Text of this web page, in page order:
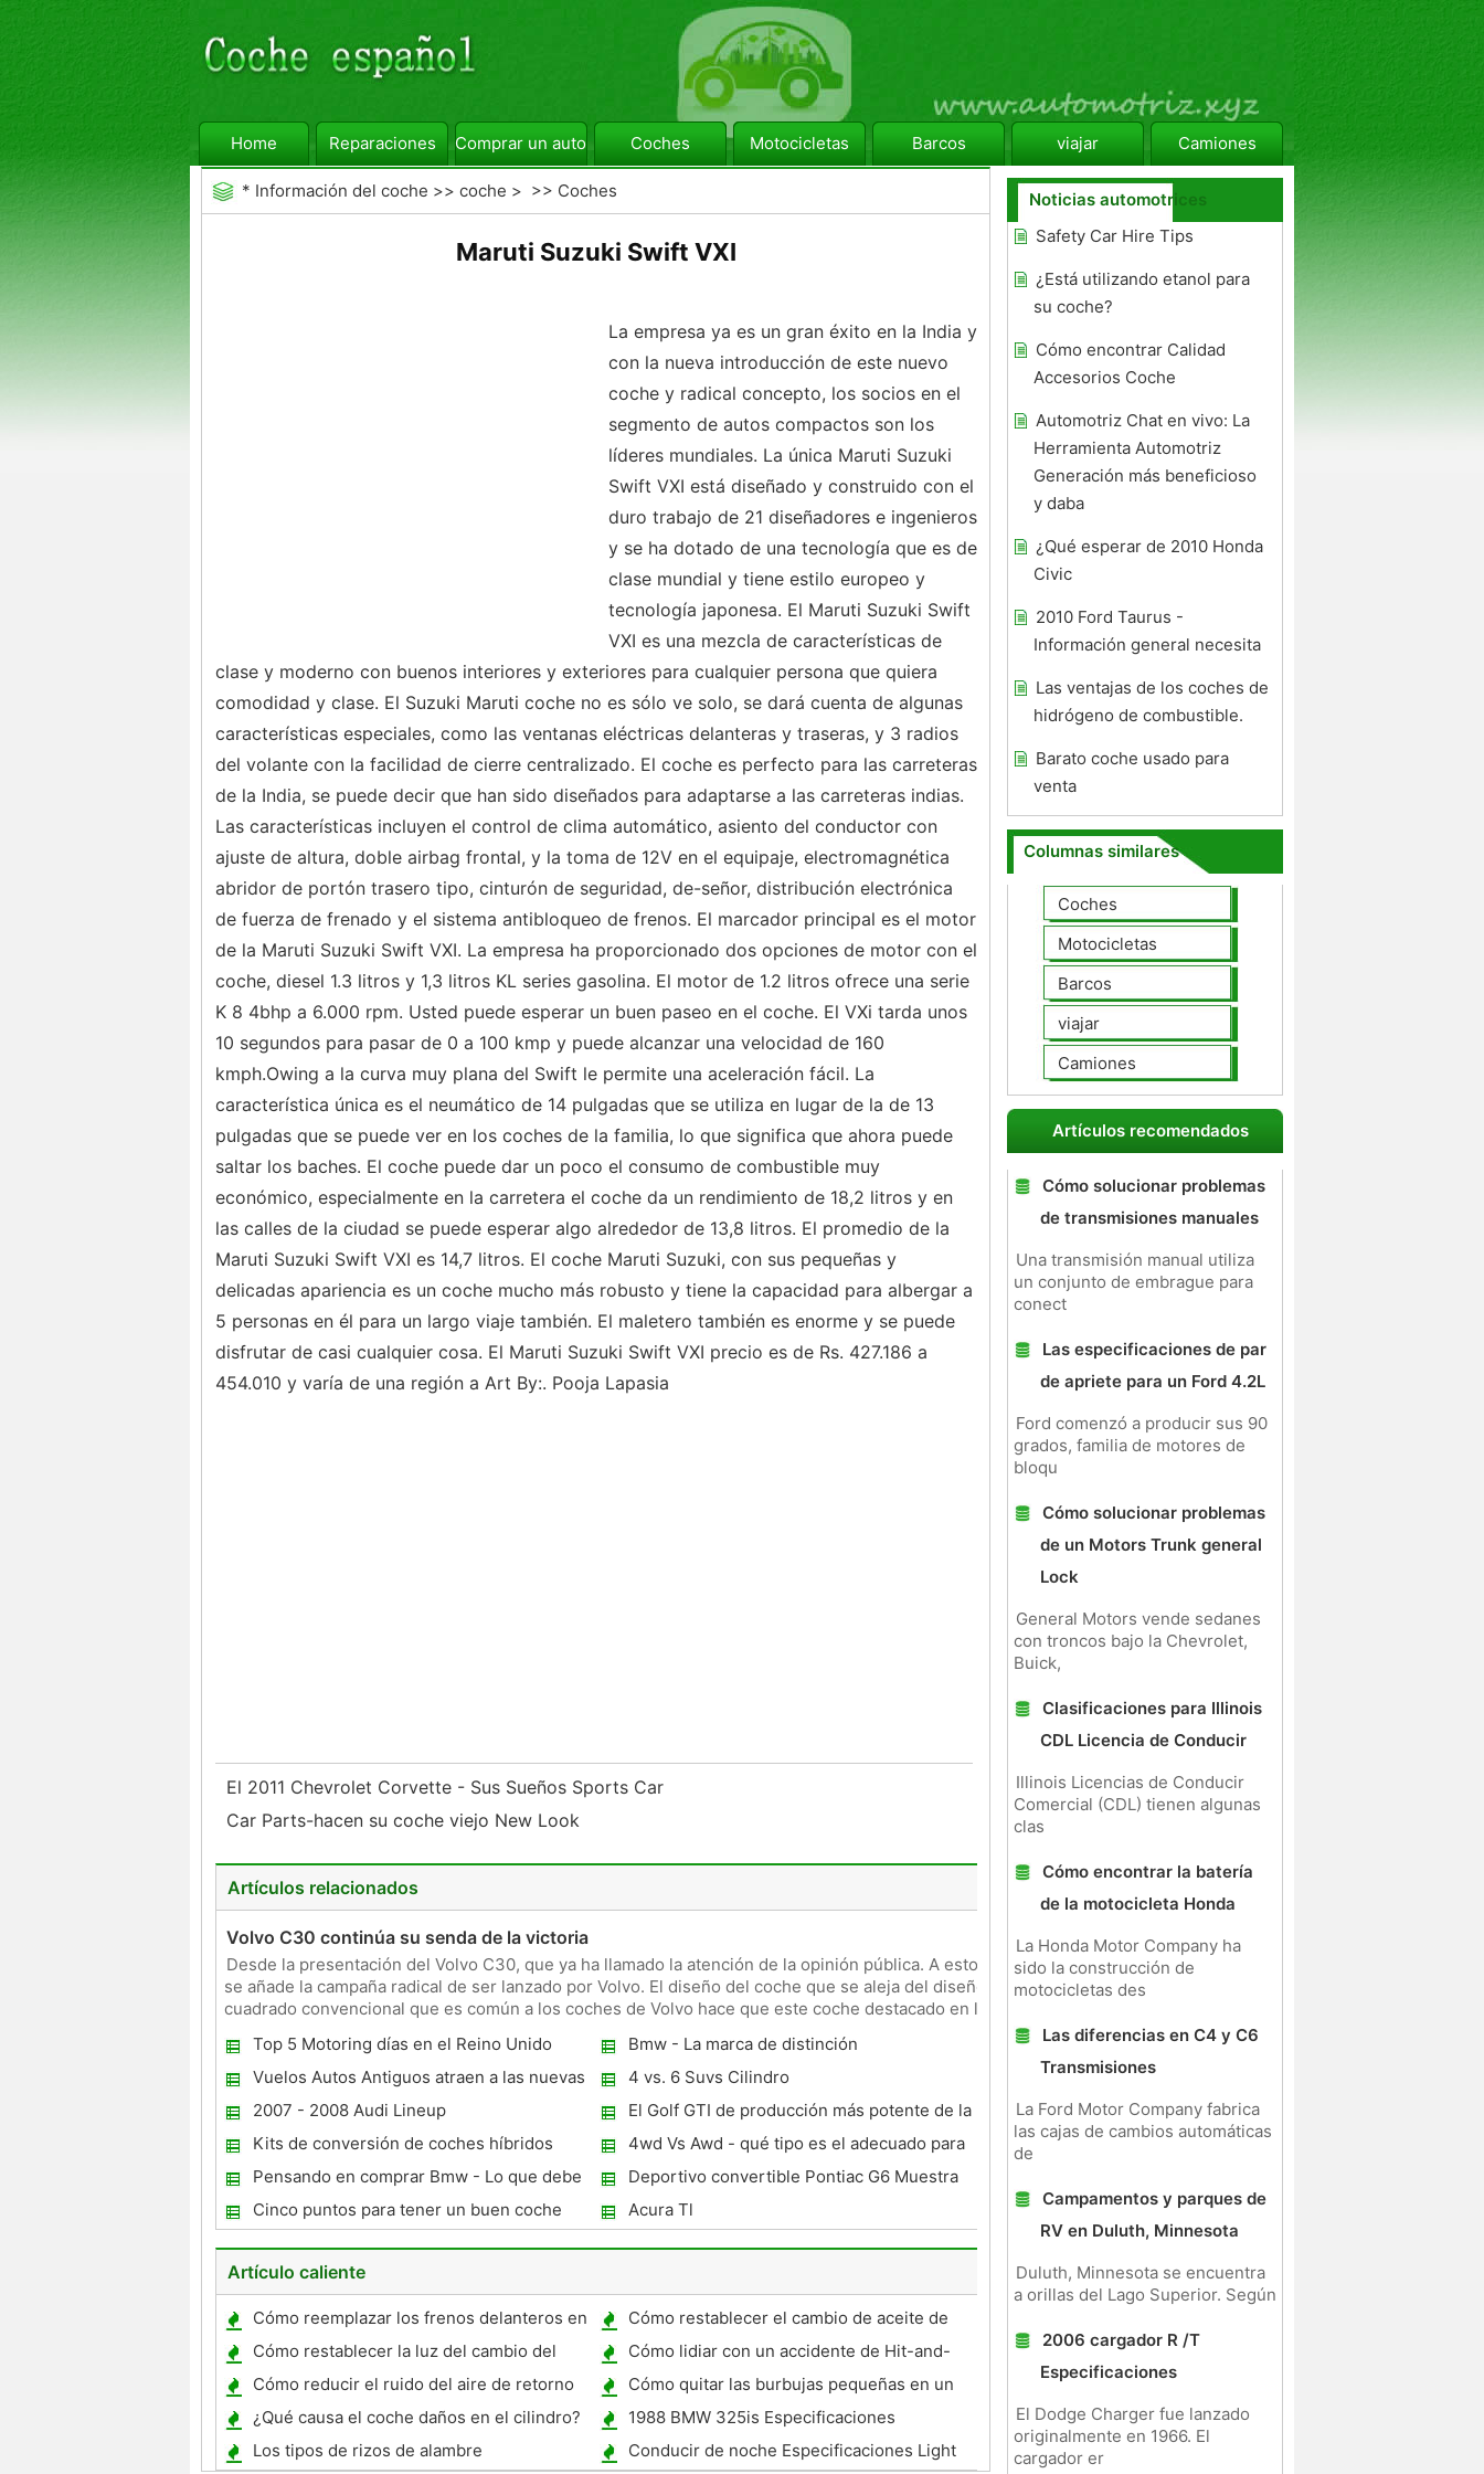
Home Reparaciones Comprar un automóvil Coches Motocicletas Barcos viajar Camiones
* Información del coche >> coche > >> Coches
Maruti Suzuki Swift VXI
La empresa ya es un gran éxito en la India y
con la nueva introducción de este nuevo
coche y radical concepto, los socios en el
segmento de autos compactos son los
líderes mundiales. La única Maruti Suzuki
Swift VXI está diseñado y construido con el
duro trabajo de 21 diseñadores e ingenieros
y se ha dotado de una tecnología que es de
clase mundial y tiene estilo europeo y
tecnología japonesa. El Maruti Suzuki Swift
VXI es una mezcla de características de
clase y moderno con buenos interiores y exteriores para cualquier persona que quiera
comodidad y clase. El Suzuki Maruti coche no es sólo ve solo, se dará cuenta de algunas
características especiales, como las ventanas eléctricas delanteras y traseras, y 3 radios
del volante con la facilidad de cierre centralizado. El coche es perfecto para las carreteras
de la India, se puede decir que han sido diseñados para adaptarse a las carreteras indias.
Las características incluyen el control de clima automático, asiento del conductor con
ajuste de altura, doble airbag frontal, y la toma de 12V en el equipaje, electromagnética
abridor de portón trasero tipo, cinturón de seguridad, de-señor, distribución electrónica
de fuerza de frenado y el sistema antibloqueo de frenos. El marcador principal es el motor
de la Maruti Suzuki Swift VXI. La empresa ha proporcionado dos opciones de motor con el
coche, diesel 1.3 litros y 1,3 litros KL series gasolina. El motor de 1.2 litros ofrece una serie
K 8 4bhp a 6.000 rpm. Usted puede esperar un buen paseo en el coche. El VXi tarda unos
10 segundos para pasar de 0 a 100 kmp y puede alcanzar una velocidad de 160
kmph.Owing a la curva muy plana del Swift le permite una aceleración fácil. La
característica única es el neumático de 14 pulgadas que se utiliza en lugar de la de 13
pulgadas que se puede ver en los coches de la familia, lo que significa que ahora puede
saltar los baches. El coche puede dar un poco el consumo de combustible muy
económico, especialmente en la carretera el coche da un rendimiento de 18,2 litros y en
las calles de la ciudad se puede esperar algo alrededor de 13,8 litros. El promedio de la
Maruti Suzuki Swift VXI es 14,7 litros. El coche Maruti Suzuki, con sus pequeñas y
delicadas apariencia es un coche mucho más robusto y tiene la capacidad para albergar a
5 personas en él para un largo viaje también. El maletero también es enorme y se puede
disfrutar de casi cualquier cosa. El Maruti Suzuki Swift VXI precio es de Rs. 427.186 a
454.010 y varía de una región a Art By:. Pooja Lapasia
El 2011 Chevrolet Corvette - Sus Sueños Sports Car
Car Parts-hacen su coche viejo New Look
Artículos relacionados
Volvo C30 continúa su senda de la victoria
Desde la presentación del Volvo C30, que ya ha llamado la atención de la opinión pública. A esto
se añade la campaña radical de ser lanzado por Volvo. El diseño del coche que se aleja del diseño
cuadrado convencional que es común a los coches de Volvo hace que este coche destacado en la
Top 5 Motoring días en el Reino Unido
Bmw - La marca de distinción
Vuelos Autos Antiguos atraen a las nuevas
generaciones
4 vs. 6 Suvs Cilindro
2007 - 2008 Audi Lineup
El Golf GTI de producción más potente de la
Fecha
Kits de conversión de coches híbridos
4wd Vs Awd - qué tipo es el adecuado para
usted
Pensando en comprar Bmw - Lo que debe
buscar antes de comprar
Deportivo convertible Pontiac G6 Muestra
gran futuro
Cinco puntos para tener un buen coche
Alquiler
Acura Tl
Artículo caliente
Cómo reemplazar los frenos delanteros en
un Dodge Grand Caravan
Cómo restablecer el cambio de aceite de
mensajes en un Jeep Liberty 2008
Cómo restablecer la luz del cambio del
aceite de Chevrolet Trailblazer
Cómo lidiar con un accidente de Hit-and-
Run
Cómo reducir el ruido del aire de retorno
Tomas
Cómo quitar las burbujas pequeñas en un
trabajo de pintura automotriz
¿Qué causa el coche daños en el cilindro?
1988 BMW 325is Especificaciones
Los tipos de rizos de alambre
Conducir de noche Especificaciones Light
Noticias automotrices
Safety Car Hire Tips
¿Está utilizando etanol para
su coche?
Cómo encontrar Calidad
Accesorios Coche
Automotriz Chat en vivo: La
Herramienta Automotriz
Generación más beneficioso
y daba
¿Qué esperar de 2010 Honda
Civic
2010 Ford Taurus -
Información general necesita
Las ventajas de los coches de
hidrógeno de combustible.
Barato coche usado para
venta
Columnas similares
Coches
Motocicletas
Barcos
viajar
Camiones
Artículos recomendados
Cómo solucionar problemas
de transmisiones manuales
Una transmisión manual utiliza
un conjunto de embrague para
conect
Las especificaciones de par
de apriete para un Ford 4.2L
Ford comenzó a producir sus 90
grados, familia de motores de
bloqu
Cómo solucionar problemas
de un Motors Trunk general
Lock
General Motors vende sedanes
con troncos bajo la Chevrolet,
Buick,
Clasificaciones para Illinois
CDL Licencia de Conducir
Illinois Licencias de Conducir
Comercial (CDL) tienen algunas
clas
Cómo encontrar la batería
de la motocicleta Honda
La Honda Motor Company ha
sido la construcción de
motocicletas des
Las diferencias en C4 y C6
Transmisiones
La Ford Motor Company fabrica
las cajas de cambios automáticas
de
Campamentos y parques de
RV en Duluth, Minnesota
Duluth, Minnesota se encuentra
a orillas del Lago Superior. Según
2006 cargador R /T
Especificaciones
El Dodge Charger fue lanzado
originalmente en 1966. El
cargador er